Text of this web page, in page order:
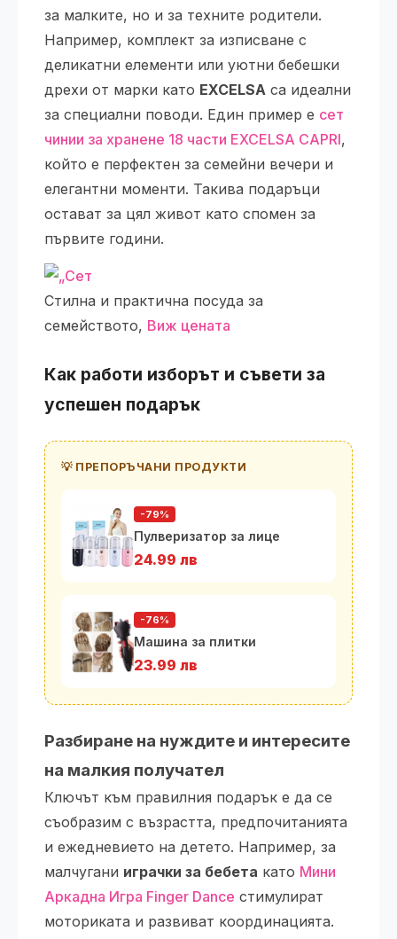
за малките, но и за техните родители.
Например, комплект за изписване с
деликатни елементи или уютни бебешки
дрехи от марки като EXCELSA са идеални
за специални поводи. Един пример е сет
чинии за хранене 18 части EXCELSA CAPRI,
който е перфектен за семейни вечери и
елегантни моменти. Такива подаръци
остават за цял живот като спомен за
първите години.
Стилна и практична посуда за
семейството, Виж цената
Как работи изборът и съвети за
успешен подарък
💡 ПРЕПОРЪЧАНИ ПРОДУКТИ
-79%
Пулверизатор за лице
24.99 лв
-76%
Машина за плитки
23.99 лв
Разбиране на нуждите и интересите
на малкия получател
Ключът към правилния подарък е да се
съобразим с възрастта, предпочитанията
и ежедневието на детето. Например, за
малчугани играчки за бебета като Мини
Аркадна Игра Finger Dance стимулират
моториката и развиват координацията.